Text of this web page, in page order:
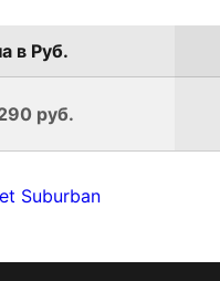
в Руб.
руб.
Suburban